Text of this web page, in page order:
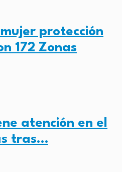
protección
172 Zonas
atención en el
tras…